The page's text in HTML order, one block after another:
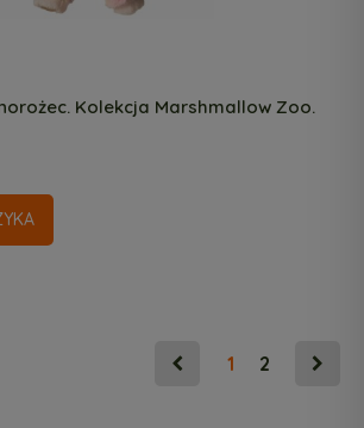
Kolekcja Marshmallow Zoo.
1 2